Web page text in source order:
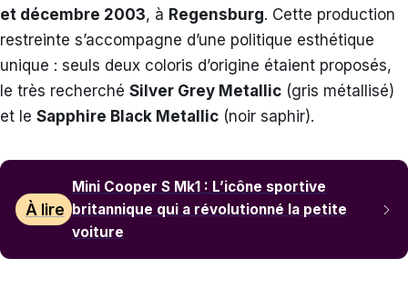
et décembre 2003, à Regensburg. Cette production
restreinte s’accompagne d’une politique esthétique
unique : seuls deux coloris d’origine étaient proposés,
le très recherché Silver Grey Metallic (gris métallisé)
et le Sapphire Black Metallic (noir saphir).
À lire
Mini Cooper S Mk1 : L’icône sportive
britannique qui a révolutionné la petite
voiture